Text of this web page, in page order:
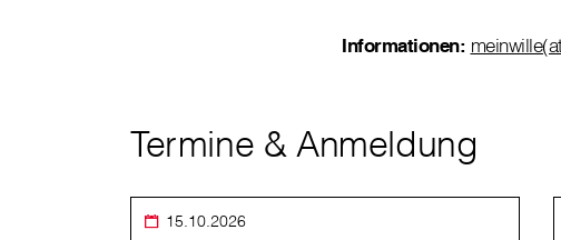
Informationen:
Termine & Anmeldung
15.10.2026